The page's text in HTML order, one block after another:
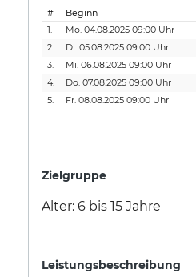
# Beginn
1.
Mo. 04.08.2025 09:00 Uhr
2.
Di. 05.08.2025 09:00 Uhr
3.
Mi. 06.08.2025 09:00 Uhr
4.
Do. 07.08.2025 09:00 Uhr
5.
Fr. 08.08.2025 09:00 Uhr
Zielgruppe
Alter: 6 bis 15 Jahre
Leistungsbeschreibung